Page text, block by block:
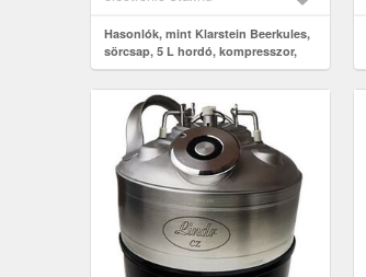
Hasonlók, mint Klarstein Beerkules,
sörcsap, 5 L hordó, kompresszor,
120 W, fekete